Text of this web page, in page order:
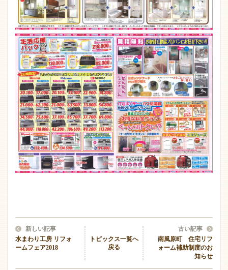
新しい記事
水まわり工房 リフォ
ームフェア2018
トピックス一覧へ
戻る
古い記事
南風原町 住宅リフ
ォーム補助制度のお
知らせ